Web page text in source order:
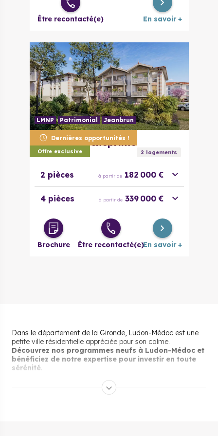
Être recontacté(e) En savoir +
Dernières opportunités !
Offre exclusive
LMNP Patrimonial Jeanbrun
33380 Marcheprime
La Husta 2logements
2 pièces à partir de 182 000 €
4 pièces à partir de 339 000 €
Brochure Être recontacté(e)En savoir +
Dans le département de la Gironde, Ludon-Médoc est une
petite ville résidentielle appréciée pour son calme.
Découvrez nos programmes neufs à Ludon-Médoc et
bénéficiez de notre expertise pour investir en toute
sérénité.
Pourquoi s’installer et vivre